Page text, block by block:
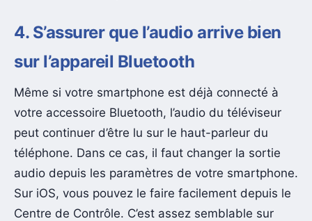
4. S’assurer que l’audio arrive bien
sur l’appareil Bluetooth
Même si votre smartphone est déjà connecté à
votre accessoire Bluetooth, l’audio du téléviseur
peut continuer d’être lu sur le haut-parleur du
téléphone. Dans ce cas, il faut changer la sortie
audio depuis les paramètres de votre smartphone.
Sur iOS, vous pouvez le faire facilement depuis le
Centre de Contrôle. C’est assez semblable sur